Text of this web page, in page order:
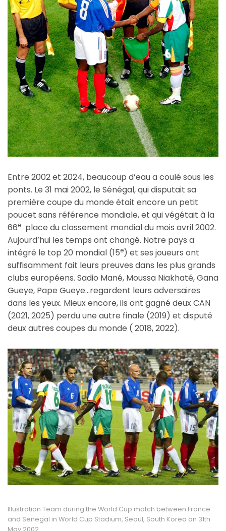
Entre 2002 et 2024, beaucoup d’eau a coulé sous les
ponts. Le 31 mai 2002, le Sénégal, qui disputait sa
première coupe du monde était encore un petit
poucet sans référence mondiale, et qui végétait à la
66e place du classement mondial du mois avril 2002.
Aujourd’hui les temps ont changé. Notre pays a
intégré le top 20 mondial (15e) et ses joueurs ont
suffisamment fait leurs preuves dans les plus grands
clubs européens. Sadio Mané, Moussa Niakhaté, Gana
Gueye, Pape Gueye…regardent leurs adversaires
dans les yeux. Mieux encore, ils ont gagné deux CAN
(2021, 2025) perdu une autre finale (2019) et disputé
deux autres coupes du monde ( 2018, 2022).
Illustration Team during the World Cup match between France
and Senegal in World Cup Stadium, Seoul, South Korea on 31th
May 2002